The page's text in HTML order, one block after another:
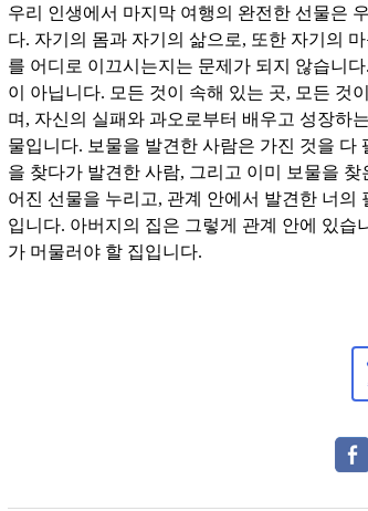
우리 인생에서 마지막 여행의 완전한 선물은
다. 자기의 몸과 자기의 삶으로, 또한 자기의
를 어디로 이끄시는지는 문제가 되지 않습니다.
이 아닙니다. 모든 것이 속해 있는 곳, 모든 것
며 , 자신의 실패와 과오로부터 배우고 성장하
물입니다. 보물을 발견한 사람은 가진 것을 다
을 찾다가 발견한 사람, 그리고 이미 보물을
어진 선물을 누리고, 관계 안에서 발견한 너의
입니다. 아버지의 집은 그렇게 관계 안에 있습
가 머물러야 할 집입니다.